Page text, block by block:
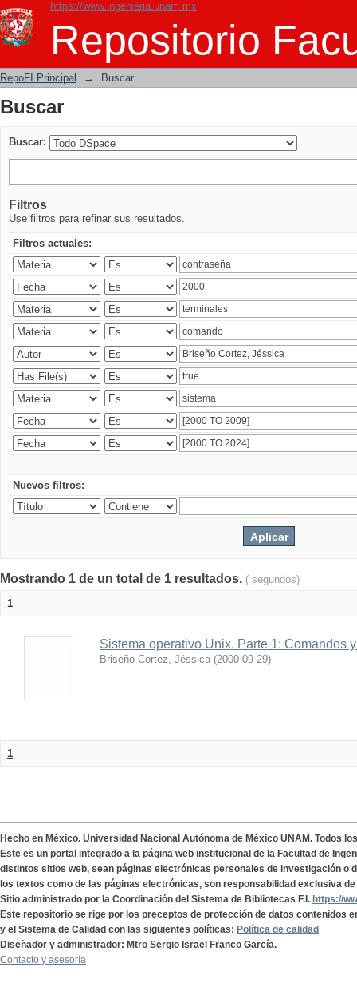
https://www.ingenieria.unam.mx
Repositorio
Buscar
RepoFI Principal → Buscar
Buscar
Buscar:
Filtros
Use filtros para refinar sus resultados.
Filtros actuales:
Nuevos filtros:
Mostrando 1 de un total de 1 resultados. ( segundos)
1
Sistema operativo Unix. Parte 1: Comandos
Briseño Cortez, Jéssica (2000-09-29)
1
Hecho en México. Universidad Nacional Autónoma de México UNAM. Todos
Este es un portal integrado a la página web institucional de la Facultad de
distintos sitios web, sean páginas electrónicas personales de investigación o
los textos como de las páginas electrónicas, son responsabilidad exclusiva
Sitio administrado por la Coordinación del Sistema de Bibliotecas F.I. https://
Este repositorio se rige por los preceptos de protección de datos contenidos
y el Sistema de Calidad con las siguientes políticas: Política de calidad
Diseñador y administrador: Mtro Sergio Israel Franco García.
Contacto y asesoría